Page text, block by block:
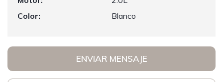
Color:
Blanco
ENVIAR MENSAJE